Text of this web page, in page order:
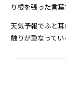
り根を張った言葉
天気予報でふと
触りが重なってい